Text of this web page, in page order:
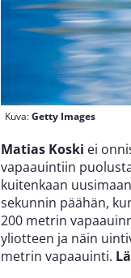
Kuva:Getty Images
Matias Koski ei
vapaauintiin
kuitenkaan
sekunnin päähän,
200 metrin
yliotteen ja näin
metrin vapaauinti.